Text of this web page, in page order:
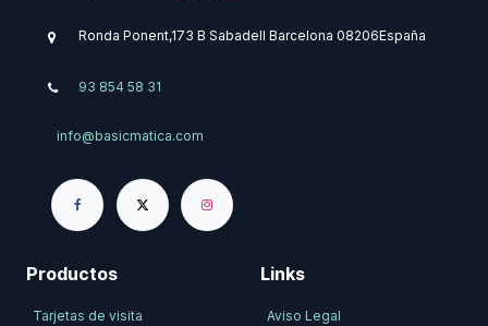
Ronda Ponent,173 B Sabadell Barcelona 08206​España
93 854 58 31
info@basicmatica.com
Productos
Tarjetas de visita
Links
Aviso Legal